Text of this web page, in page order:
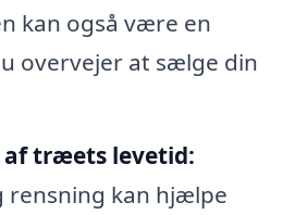
kan også være en
overvejer at sælge din
træets levetid:
rensning kan hjælpe